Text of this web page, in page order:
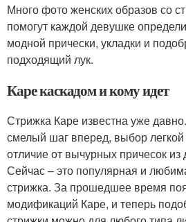
Много фото женских образов со
помогут каждой девушке
модной прически, укладки и
подходящий лук.
Каре каскадом и кому идет
Стрижка Каре известна уже
смелый шаг вперед, выбор легкой
отличие от вычурных причесок
Сейчас – это популярная и
стрижка. За прошедшее время
модификаций Каре, и теперь